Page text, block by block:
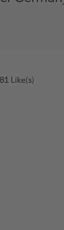
81 Like(s)